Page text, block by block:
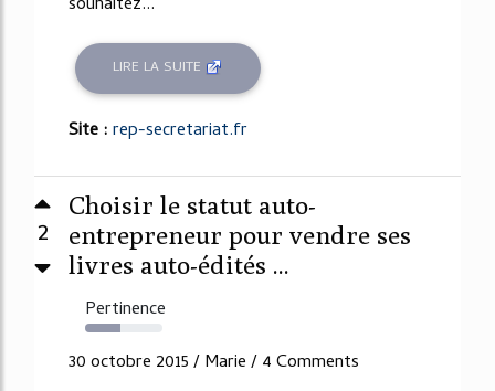
LIRE LA SUITE
Site :rep-secretariat.fr
2
Choisir le statut auto-
entrepreneur pour vendre ses
livres auto-édités ...
Pertinence
45%
30 octobre 2015 / Marie / 4 Comments